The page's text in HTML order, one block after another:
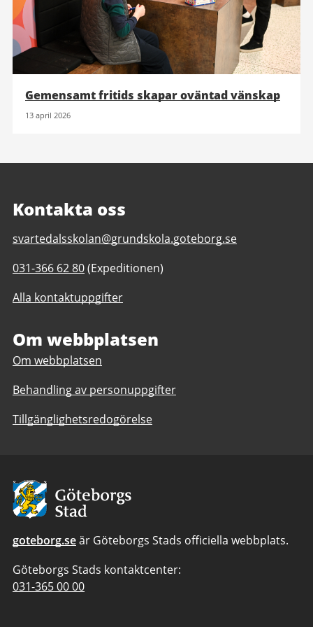
Gemensamt fritids skapar oväntad vänskap
13 april 2026
Kontakta oss
E-
till
Svartedalsskolan
4-
med
anpassad
grundskola
svartedalsskolan@grundskola.goteborg.se
Telefonnummer
Svartedalsskolan
9
anpassad
grundskola
031-366 62 80(Expeditionen)
Alla kontaktuppgifter
Om webbplatsen
Om webbplatsen
Behandling av personuppgifter
Tillgänglighetsredogörelse
Avsändare:
Göteborgs
Stad
goteborg.seär Göteborgs Stads officiella webbplats.
Göteborgs Stads kontaktcenter:
Telefonnummer
031-365 00 00